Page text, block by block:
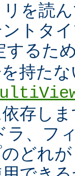
を読
トタ
するた
持た
存し
ラ、フ
どれ